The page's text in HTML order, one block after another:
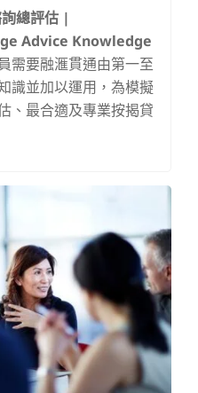
總評估 |
Advice Knowledge
需要融滙貫通由第一至
識並加以運用，為模擬
、最合適及專業按揭貸